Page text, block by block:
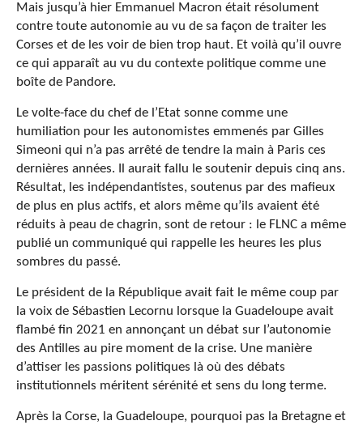
Mais jusqu’à hier Emmanuel Macron était résolument
contre toute autonomie au vu de sa façon de traiter les
Corses et de les voir de bien trop haut. Et voilà qu’il ouvre
ce qui apparaît au vu du contexte politique comme une
boîte de Pandore.
Le volte-face du chef de l’Etat sonne comme une
humiliation pour les autonomistes emmenés par Gilles
Simeoni qui n’a pas arrêté de tendre la main à Paris ces
dernières années. Il aurait fallu le soutenir depuis cinq ans.
Résultat, les indépendantistes, soutenus par des mafieux
de plus en plus actifs, et alors même qu’ils avaient été
réduits à peau de chagrin, sont de retour : le FLNC a même
publié un communiqué qui rappelle les heures les plus
sombres du passé.
Le président de la République avait fait le même coup par
la voix de Sébastien Lecornu lorsque la Guadeloupe avait
flambé fin 2021 en annonçant un débat sur l’autonomie
des Antilles au pire moment de la crise. Une manière
d’attiser les passions politiques là où des débats
institutionnels méritent sérénité et sens du long terme.
Après la Corse, la Guadeloupe, pourquoi pas la Bretagne et